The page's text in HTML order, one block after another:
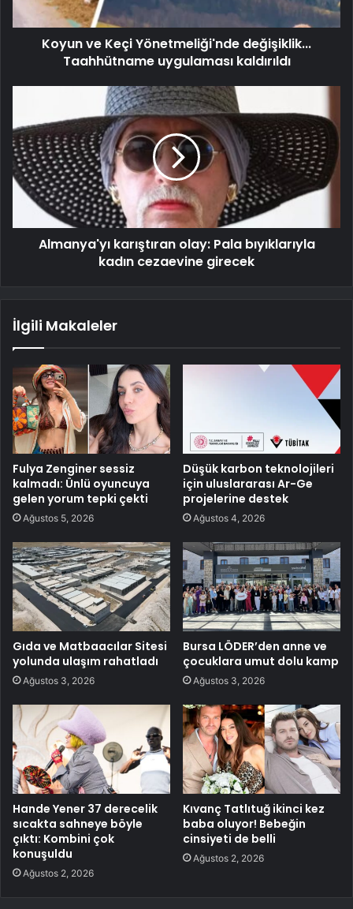
Koyun ve Keçi Yönetmeliği'nde değişiklik...
Taahhütname uygulaması kaldırıldı
Almanya'yı karıştıran olay: Pala bıyıklarıyla
kadın cezaevine girecek
İlgili Makaleler
Fulya Zenginer sessiz
kalmadı: Ünlü oyuncuya
gelen yorum tepki çekti
Ağustos 5, 2026
Düşük karbon teknolojileri
için uluslararası Ar-Ge
projelerine destek
Ağustos 4, 2026
Gıda ve Matbaacılar Sitesi
yolunda ulaşım rahatladı
Ağustos 3, 2026
Bursa LÖDER’den anne ve
çocuklara umut dolu kamp
Ağustos 3, 2026
Hande Yener 37 derecelik
sıcakta sahneye böyle
çıktı: Kombini çok
konuşuldu
Ağustos 2, 2026
Kıvanç Tatlıtuğ ikinci kez
baba oluyor! Bebeğin
cinsiyeti de belli
Ağustos 2, 2026